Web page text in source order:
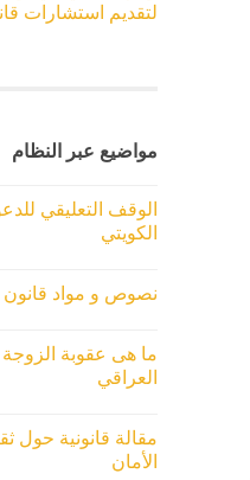
لتقديم استشارات
مواضيع عبر النظام
الوقف التعليقي
الكويتي
نصوص و مواد قانون
ما هى عقوبة الزوجة
العراقي
مقالة قانونية حول
الأمان